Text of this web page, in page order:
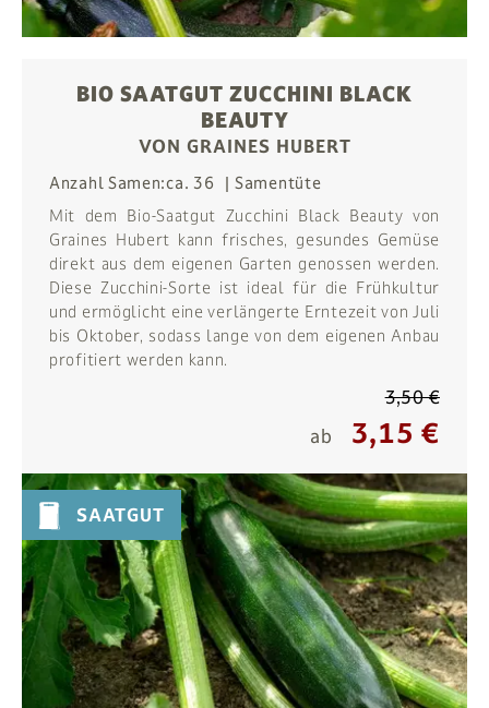
BIO SAATGUT ZUCCHINI BLACK
BEAUTY
VON GRAINES HUBERT
Anzahl Samen:ca. 36
Samentüte
Mit dem Bio-Saatgut Zucchini Black Beauty von
Graines Hubert kann frisches, gesundes Gemüse
direkt aus dem eigenen Garten genossen werden.
Diese Zucchini-Sorte ist ideal für die Frühkultur
und ermöglicht eine verlängerte Erntezeit von Juli
bis Oktober, sodass lange von dem eigenen Anbau
profitiert werden kann.
3,50 €
ab
3,15 €
SAATGUT